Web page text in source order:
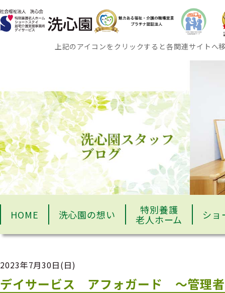
上記のアイコンをクリックすると各関連サイトへ
HOME 洗心園の想い 特別養護
老人ホーム ショ
2023年7月30日(日)
デイサービス アフォガード ～管理者